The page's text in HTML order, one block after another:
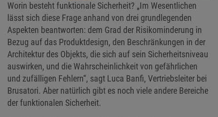
Worin besteht funktionale Sicherheit? „Im Wesentlichen
lässt sich diese Frage anhand von drei grundlegenden
Aspekten beantworten: dem Grad der Risikominderung in
Bezug auf das Produktdesign, den Beschränkungen in der
Architektur des Objekts, die sich auf sein Sicherheitsniveau
auswirken, und die Wahrscheinlichkeit von gefährlichen
und zufälligen Fehlern“, sagt Luca Banfi, Vertriebsleiter bei
Brusatori. Aber natürlich gibt es noch viele andere Bereiche
der funktionalen Sicherheit.